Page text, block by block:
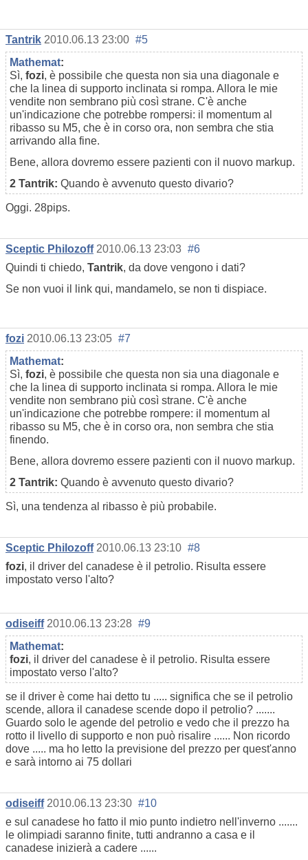
Tantrik 2010.06.13 23:00 #5
Mathemat:
Sì, fozi, è possibile che questa non sia una diagonale e
che la linea di supporto inclinata si rompa. Allora le mie
vendite non sembrano più così strane. C'è anche
un'indicazione che potrebbe rompersi: il momentum al
ribasso su M5, che è in corso ora, non sembra che stia
arrivando alla fine.
Bene, allora dovremo essere pazienti con il nuovo markup.
2 Tantrik: Quando è avvenuto questo divario?
Oggi. 28pips.
Sceptic Philozoff 2010.06.13 23:03 #6
Quindi ti chiedo, Tantrik, da dove vengono i dati?
Se non vuoi il link qui, mandamelo, se non ti dispiace.
fozi 2010.06.13 23:05 #7
Mathemat:
Sì, fozi, è possibile che questa non sia una diagonale e
che la linea di supporto inclinata si rompa. Allora le mie
vendite non sembrano più così strane. C'è anche
un'indicazione che potrebbe rompere: il momentum al
ribasso su M5, che è in corso ora, non sembra che stia
finendo.
Bene, allora dovremo essere pazienti con il nuovo markup.
2 Tantrik: Quando è avvenuto questo divario?
Sì, una tendenza al ribasso è più probabile.
Sceptic Philozoff 2010.06.13 23:10 #8
fozi, il driver del canadese è il petrolio. Risulta essere
impostato verso l'alto?
odiseiff 2010.06.13 23:28 #9
Mathemat:
fozi, il driver del canadese è il petrolio. Risulta essere
impostato verso l'alto?
se il driver è come hai detto tu ..... significa che se il petrolio
scende, allora il canadese scende dopo il petrolio? .......
Guardo solo le agende del petrolio e vedo che il prezzo ha
rotto il livello di supporto e non può risalire ...... Non ricordo
dove ..... ma ho letto la previsione del prezzo per quest'anno
e sarà intorno ai 75 dollari
odiseiff 2010.06.13 23:30 #10
e sul canadese ho fatto il mio punto indietro nell'inverno .......
le olimpiadi saranno finite, tutti andranno a casa e il
canadese inizierà a cadere ......